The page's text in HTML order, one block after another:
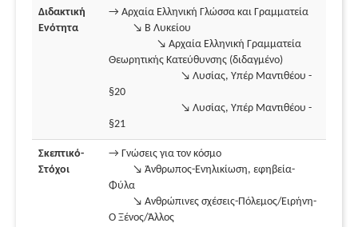
Διδακτική
Ενότητα
→ Αρχαία Ελληνική Γλώσσα και Γραμματεία
↘ Β Λυκείου
↘ Αρχαία Ελληνική Γραμματεία
Θεωρητικής Κατεύθυνσης (διδαγμένο)
↘ Λυσίας, Υπέρ Μαντιθέου -
§20
↘ Λυσίας, Υπέρ Μαντιθέου -
§21
Σκεπτικό-
Στόχοι
→ Γνώσεις για τον κόσμο
↘ Άνθρωπος-Ενηλικίωση, εφηβεία-
Φύλα
↘ Ανθρώπινες σχέσεις-Πόλεμος/Ειρήνη-
Ο Ξένος/Άλλος